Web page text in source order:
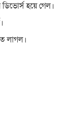
ডিভোর্স হয়ে গেল।
লাগল।